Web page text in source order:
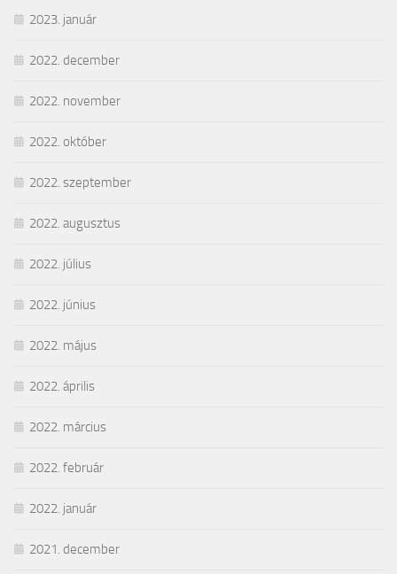
2023. január
2022. december
2022. november
2022. október
2022. szeptember
2022. augusztus
2022. július
2022. június
2022. május
2022. április
2022. március
2022. február
2022. január
2021. december